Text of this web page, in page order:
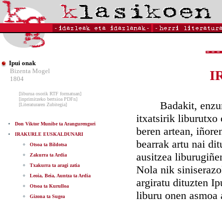
Ipui onak
Bizenta Mogel
1804
[liburua osorik RTF formatuan]
[inprimitzeko bertsioa PDFn]
[Literaturaren Zubitegia]
Don Viktor Munibe ta Arangurengori
IRAKURLE EUSKALDUNARI
Otsoa ta Bildotsa
Zakurra ta Ardia
Txakurra ta aragi zatia
Leoia, Beia, Auntza ta Ardia
Otsoa ta Kurulloa
Gizona ta Sugea
Badakit,
itxatsirik liburutxo
beren artean,
bearrak artu nai
ausitzea
Nola nik
argiratu dituzten
liburu onen asmoa